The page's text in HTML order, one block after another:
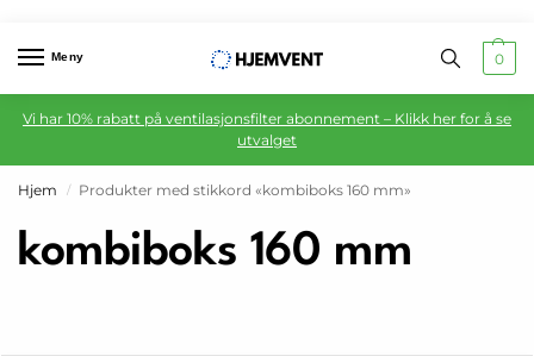
Meny 0
Vi har 10% rabatt på ventilasjonsfilter abonnement – Klikk her for å se
utvalget
Hjem / Produkter med stikkord «kombiboks 160 mm»
kombiboks 160 mm